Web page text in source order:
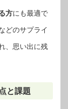
方にも最適で
どのサプライ
、思い出に残
と課題